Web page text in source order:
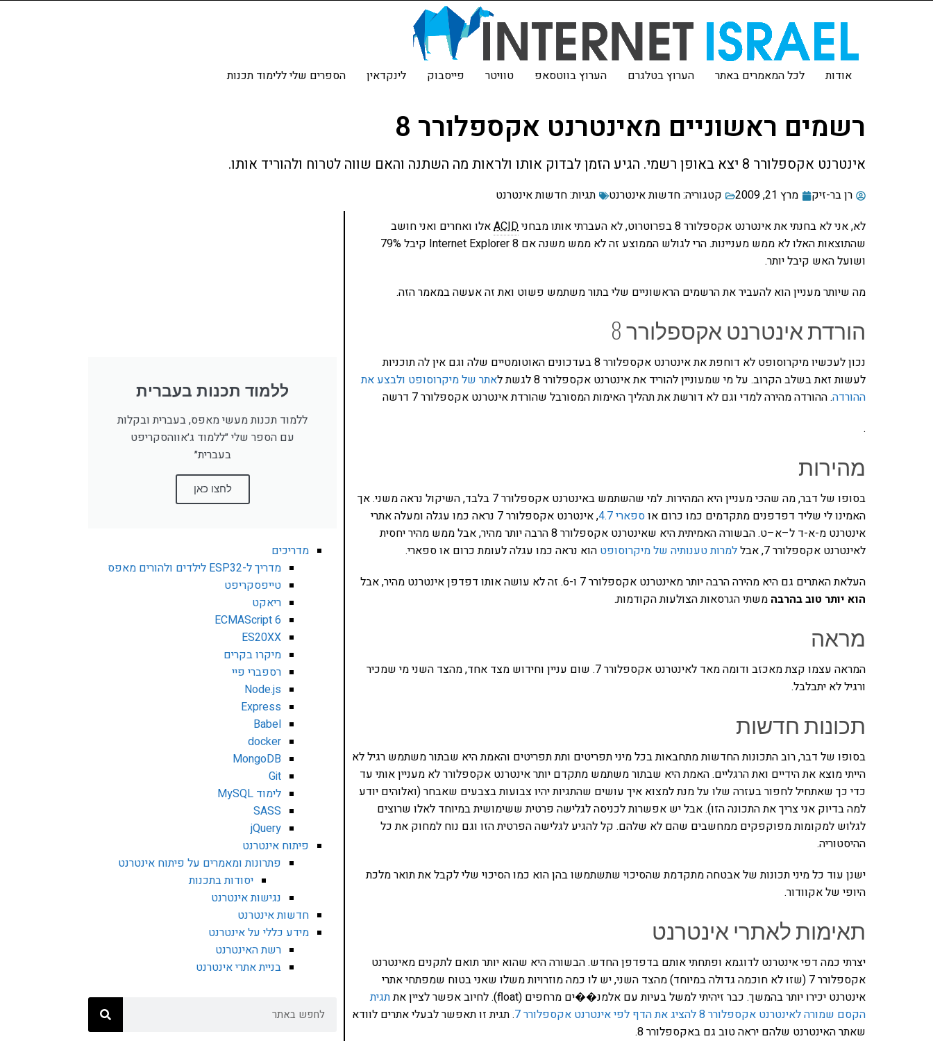
אודות לכל המאמרים באתר הערוץ בטלגרם הערוץ בווטסאפ טוויטר פייסבוק לינקדאין הספרים שלי ללימוד תכנות
רשמים ראשוניים מאינטרנט אקספלורר 8
אינטרנט אקספלורר 8 יצא באופן רשמי. הגיע הזמן לבדוק אותו ולראות מה השתנה והאם שווה לטרוח ולהוריד אותו.
רן בר-זיק מרץ 21, 2009 קטגוריה:חדשות אינטרנט תגיות:חדשות אינטרנט
לא, אני לא בחנתי את אינטרנט אקספלורר 8 בפרוטרוט, לא העברתי אותו מבחני
ACIDאלו ואחרים ואני חושב
שהתוצאות האלו לא ממש מעניינות. הרי לגולש הממוצע זה לא ממש משנה אם Internet Explorer 8 קיבל 79%
ושועל האש קיבל יותר.
מה שיותר מעניין הוא להעביר את הרשמים הראשוניים שלי בתור משתמש פשוט ואת זה אעשה במאמר הזה.
הורדת אינטרנט אקספלורר 8
נכון לעכשיו מיקרוסופט לא דוחפת את אינטרנט אקספלורר 8 בעדכונים האוטומטיים שלה וגם אין לה תוכניות
לעשות זאת בשלב הקרוב. על מי שמעוניין להוריד את אינטרנט אקספלורר 8 לגשת ל
אתר של מיקרוסופט ולבצע את
ההורדה. ההורדה מהירה למדי וגם לא דורשת את תהליך האימות המסורבל שהורדת אינטרנט אקספלורר 7 דרשה
.
מהירות
בסופו של דבר, מה שהכי מעניין היא המהירות. למי שהשתמש באינטרנט אקספלורר 7 בלבד, השיקול נראה משני. אך
האמינו לי שליד דפדפנים מתקדמים כמו כרום אוספארי 4.7
, אינטרנט אקספלורר 7 נראה כמו עגלה ומעלה אתרי
אינטרנט מ-א-ד ל–א–ט. הבשורה האמיתית היא שאינטרנט אקספלורר 8 הרבה יותר מהיר, אבל ממש מהיר יחסית
לאינטרנט אקספלורר 7, אבל
למרות טענותיה של מיקרוסופט הוא נראה כמו עגלה לעומת כרום או ספארי.
העלאת האתרים גם היא מהירה הרבה יותר מאינטרנט אקספלורר 7 ו-6. זה לא עושה אותו דפדפן אינטרנט מהיר, אבל
הוא יותר טוב בהרבה משתי הגרסאות הצולעות הקודמות.
מראה
המראה עצמו קצת מאכזב ודומה מאד לאינטרנט אקספלורר 7. שום עניין וחידוש מצד אחד, מהצד השני מי שמכיר
ורגיל לא יתבלבל.
תכונות חדשות
בסופו של דבר, רוב התכונות החדשות מתחבאות בכל מיני תפריטים ותת תפריטים והאמת היא שבתור משתמש רגיל לא
הייתי מוצא את הידיים ואת הרגליים. האמת היא שבתור משתמש מתקדם יותר אינטרנט אקספלורר לא מעניין אותי עד
כדי כך שאתחיל לחפור בעזרה שלו על מנת למצוא איך עושים שהתגיות יהיו צבועות בצבעים שאבחר (ואלוהים יודע
למה בדיוק אני צריך את התכונה הזו). אבל יש אפשרות לכניסה לגלישה פרטית ששימושית במיוחד לאלו שרוצים
לגלוש למקומות מפוקפקים ממחשבים שהם לא שלהם. קל להגיע לגלישה הפרטית הזו וגם נוח למחוק את כל
ההיסטוריה.
ישנן עוד כל מיני תכונות של אבטחה מתקדמת שהסיכוי שתשתמשו בהן הוא כמו הסיכוי שלי לקבל את תואר מלכת
היופי של אקוודור.
תאימות לאתרי אינטרנט
יצרתי כמה דפי אינטרנט לדוגמא ופתחתי אותם בדפדפן החדש. הבשורה היא שהוא יותר תואם לתקנים מאינטרנט
אקספלורר 7 (שזו לא חוכמה גדולה במיוחד) מהצד השני, יש לו כמה מוזרויות משלו שאני בטוח שמפתחי אתרי
אינטרנט יכירו יותר בהמשך. כבר זיהיתי למשל בעיות עם אלמנ��ים מרחפים (float). לחיוב אפשר לציין את
תגית
הקסם שמורה לאינטרנט אקספלורר 8 להציג את הדף לפי אינטרנט אקספלורר 7
. תגית זו תאפשר לבעלי אתרים לוודא
שאתר האינטרנט שלהם יראה טוב גם באקספלורר 8.
ללמוד תכנות בעברית
ללמוד תכנות מעשי מאפס, בעברית ובקלות
עם הספר שלי ״ללמוד ג׳אווהסקריפט
בעברית״
לחצו כאן
מדריכים
מדריך ל-ESP32 לילדים ולהורים מאפס
טייפסקריפט
ריאקט
ECMAScript 6
ES20XX
מיקרו בקרים
רספברי פיי
Node.js
Express
Babel
docker
MongoDB
Git
לימוד MySQL
SASS
jQuery
פיתוח אינטרנט
פתרונות ומאמרים על פיתוח אינטרנט
יסודות בתכנות
נגישות אינטרנט
חדשות אינטרנט
מידע כללי על אינטרנט
רשת האינטרנט
בניית אתרי אינטרנט